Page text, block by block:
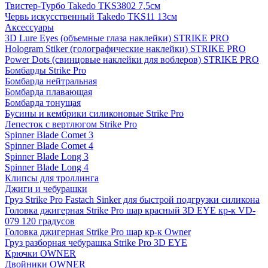
Твистер-Турбо Takedo TKS3802 7,5см
Червь искусственный Takedo TKS11 13см
Аксессуары
3D Lure Eyes (объемные глаза наклейки) STRIKE PRO
Hologram Stiker (голографические наклейки) STRIKE PRO
Power Dots (свинцовые наклейки для воблеров) STRIKE PRO
Бомбарды Strike Pro
Бомбарда нейтральная
Бомбарда плавающая
Бомбарда тонущая
Бусины и кембрики силиконовые Strike Pro
Лепесток с вертлюгом Strike Pro
Spinner Blade Comet 3
Spinner Blade Comet 4
Spinner Blade Long 3
Spinner Blade Long 4
Клипсы для троллинга
Джиги и чебурашки
Груз Strike Pro Fastach Sinker для быстрой подгрузки силикона
Головка джигерная Strike Pro шар красный 3D EYE кр-к VD-
079 120 градусов
Головка джигерная Strike Pro шар кр-к Owner
Груз разборная чебурашка Strike Pro 3D EYE
Крючки OWNER
Двойники OWNER